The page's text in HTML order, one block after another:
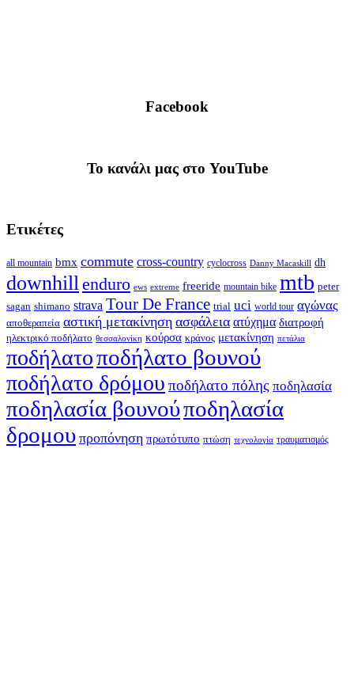
Facebook
To κανάλι μας στο YouTube
Ετικέτες
all mountain bmx commute cross-country cyclocross Danny Macaskill dh
downhillenduro ews extreme freeride mountain bike mtb peter
sagan shimano strava Tour De France trial uci world tour αγώνας
αποθεραπεία αστική μετακίνηση ασφάλεια ατύχημα διατροφή
ηλεκτρικό ποδήλατο θεσσαλονίκη κούρσα κράνος μετακίνηση πετάλια
ποδήλατοποδήλατο βουνού
ποδήλατο δρόμου ποδήλατο πόλης ποδηλασία
ποδηλασία βουνούποδηλασία
δρομου προπόνηση πρωτότυπο πτώση τεχνολογία τραυματισμός